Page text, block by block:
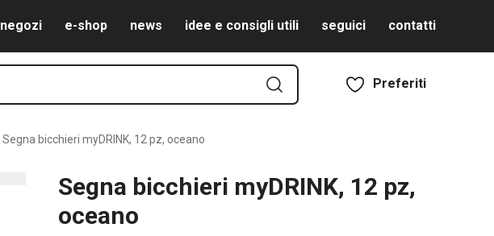
negozi e-shop news idee e consigli utili seguici contatti
Preferiti
Segna bicchieri myDRINK, 12 pz, oceano
Segna bicchieri myDRINK, 12 pz,
oceano